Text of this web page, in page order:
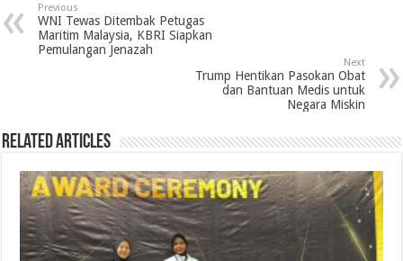
b
o
t
e
e
d
s
A
g
r
Previous
WNI Tewas Ditembak Petugas
Maritim Malaysia, KBRI Siapkan
Pemulangan Jenazah
Next
Trump Hentikan Pasokan Obat
dan Bantuan Medis untuk
Negara Miskin
Related Articles